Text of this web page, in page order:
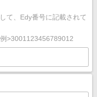
て、Edy番号に記載されて
>3001123456789012